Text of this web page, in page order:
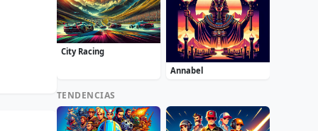
City Racing
Annabel
TENDENCIAS